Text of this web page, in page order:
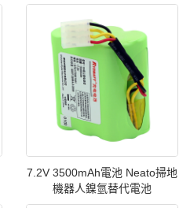
7.2V 3500mAh電池 Neato掃地
機器人鎳氫替代電池